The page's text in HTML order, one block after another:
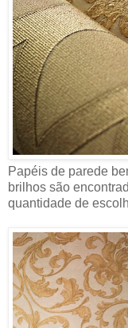
Papéis de parede
brilhos são
quantidade de